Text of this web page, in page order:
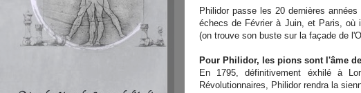
Philidor passe les 20 dernières
échecs de Février à Juin, et Paris, où
(on trouve son buste sur la façade de
Pour Philidor, les pions sont l'âme
En 1795, définitivement éxhilé à
Révolutionnaires, Philidor rendra la